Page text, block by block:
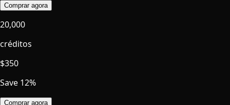
Comprar agora
20,000
créditos
$350
Save 12%
Comprar agora